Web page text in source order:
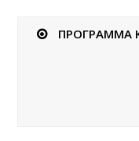
ΠΡΟΓΡΑΜΜΑ